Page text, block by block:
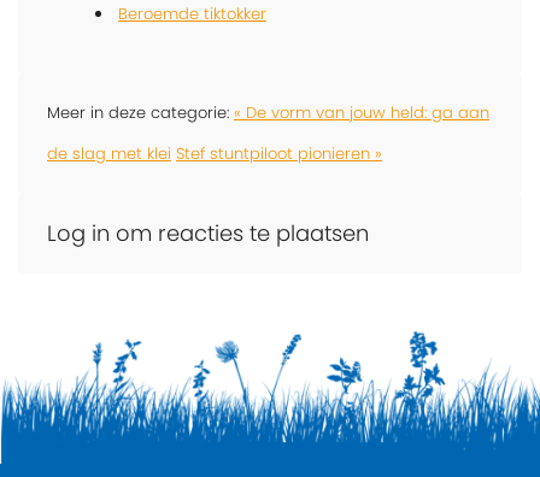
Beroemde tiktokker
Meer in deze categorie: « De vorm van jouw held: ga aan
de slag met klei Stef stuntpiloot pionieren »
Log in om reacties te plaatsen